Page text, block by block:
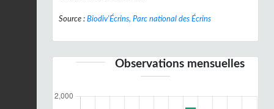
Source : Biodiv'Écrins, Parc national des Écrins
Observations mensuelles